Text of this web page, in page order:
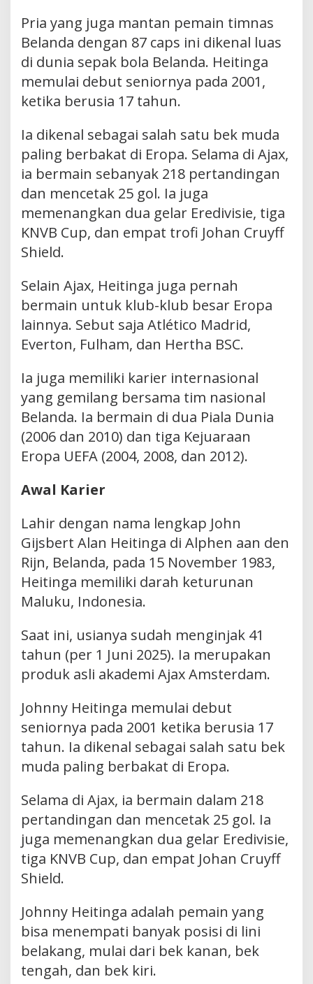
Pria yang juga mantan pemain timnas
Belanda dengan 87 caps ini dikenal luas
di dunia sepak bola Belanda. Heitinga
memulai debut seniornya pada 2001,
ketika berusia 17 tahun.
Ia dikenal sebagai salah satu bek muda
paling berbakat di Eropa. Selama di Ajax,
ia bermain sebanyak 218 pertandingan
dan mencetak 25 gol. Ia juga
memenangkan dua gelar Eredivisie, tiga
KNVB Cup, dan empat trofi Johan Cruyff
Shield.
Selain Ajax, Heitinga juga pernah
bermain untuk klub-klub besar Eropa
lainnya. Sebut saja Atlético Madrid,
Everton, Fulham, dan Hertha BSC.
Ia juga memiliki karier internasional
yang gemilang bersama tim nasional
Belanda. Ia bermain di dua Piala Dunia
(2006 dan 2010) dan tiga Kejuaraan
Eropa UEFA (2004, 2008, dan 2012).
Awal Karier
Lahir dengan nama lengkap John
Gijsbert Alan Heitinga di Alphen aan den
Rijn, Belanda, pada 15 November 1983,
Heitinga memiliki darah keturunan
Maluku, Indonesia.
Saat ini, usianya sudah menginjak 41
tahun (per 1 Juni 2025). Ia merupakan
produk asli akademi Ajax Amsterdam.
Johnny Heitinga memulai debut
seniornya pada 2001 ketika berusia 17
tahun. Ia dikenal sebagai salah satu bek
muda paling berbakat di Eropa.
Selama di Ajax, ia bermain dalam 218
pertandingan dan mencetak 25 gol. Ia
juga memenangkan dua gelar Eredivisie,
tiga KNVB Cup, dan empat Johan Cruyff
Shield.
Johnny Heitinga adalah pemain yang
bisa menempati banyak posisi di lini
belakang, mulai dari bek kanan, bek
tengah, dan bek kiri.